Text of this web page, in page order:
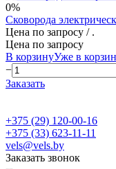
0%
Сковорода
Цена по запросу / .
Цена по запросу
В корзинуУже в
−
Заказать
+375 (29) 120-00-16
+375 (33) 623-11-11
vels@vels.by
Заказать звонок